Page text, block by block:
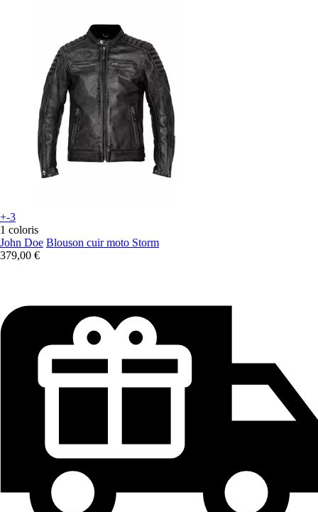
+-3
1 coloris
John Doe Blouson cuir moto Storm
379,00 €